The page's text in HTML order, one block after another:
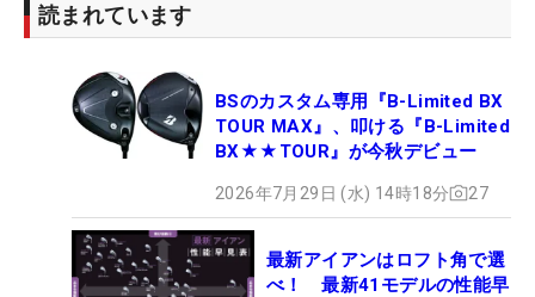
読まれています
BSのカスタム専用『B-Limited BX
TOUR MAX』、叩ける『B-Limited
BX★★TOUR』が今秋デビュー
2026年7月29日 (水) 14時18分 27
最新アイアンはロフト角で選
べ！ 最新41モデルの性能早